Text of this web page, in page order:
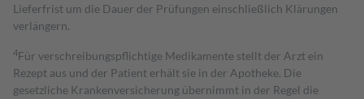
Lieferfrist um die Dauer der Prüfungen einschließlich Klärungen
verlängern.
4Für verschreibungspflichtige Medikamente stellt der Arzt ein
Rezept aus und der Patient erhält sie in der Apotheke. Die
gesetzliche Krankenversicherung übernimmt in der Regel die